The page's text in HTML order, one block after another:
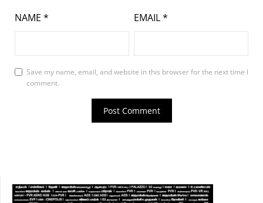
NAME * EMAIL*
Save my name, email, and website in this browser for the next time I
comment.